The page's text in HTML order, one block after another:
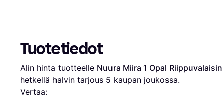
Tuotetiedot
Alin hinta tuotteelle Nuura Miira 1 Opal
hetkellä halvin tarjous 5 kaupan joukossa.
Vertaa: